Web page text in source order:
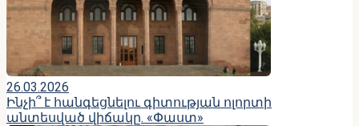
26.03.2026
Ինչի՞ է հանգեցնելու գիտության ոլորտի
անտեսված վիճակը. «Փաստ»